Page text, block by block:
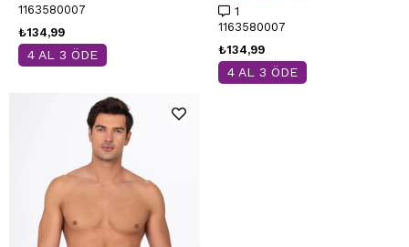
1163580007
₺134,99
4 AL 3 ÖDE
1
1163580007
₺134,99
4 AL 3 ÖDE